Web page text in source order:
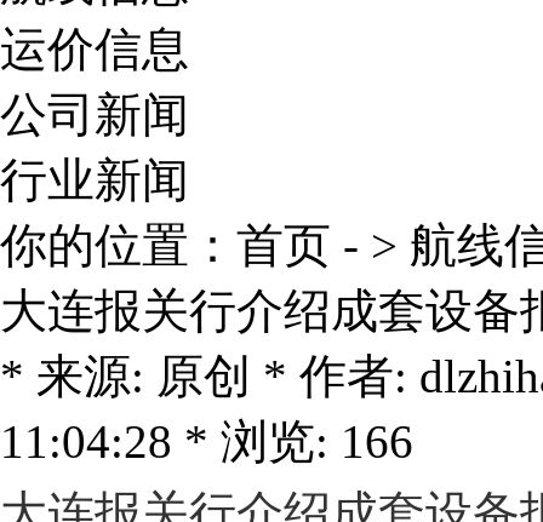
运价信息
公司新闻
行业新闻
你的位置： 首页 - > 航线
大连报关行介绍成套设备
* 来源: 原创 * 作者:
11:04:28 * 浏览: 166